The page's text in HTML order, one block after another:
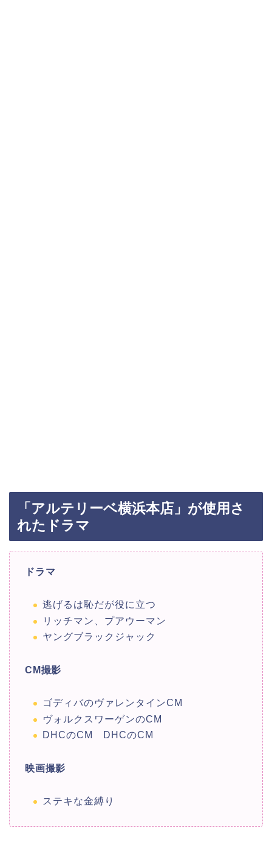
「アルテリーベ横浜本店」が使用さ
れたドラマ
ドラマ
逃げるは恥だが役に立つ
リッチマン、プアウーマン
ヤングブラックジャック
CM撮影
ゴディバのヴァレンタインCM
ヴォルクスワーゲンのCM
DHCのCM DHCのCM
映画撮影
ステキな金縛り